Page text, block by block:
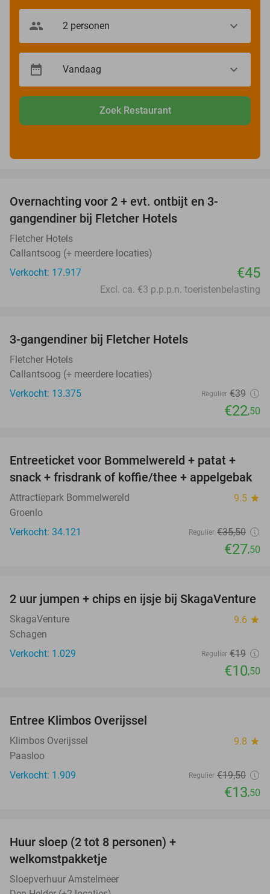
Zoek Restaurant
Overnachting voor 2 + evt. ontbijt en 3-
gangendiner bij Fletcher Hotels
Fletcher Hotels
Callantsoog (+ meerdere locaties)
Verkocht: 17.917
€45
Excl. ca. €3 p.p.p.n. toeristenbelasting
3-gangendiner bij Fletcher Hotels
Fletcher Hotels
Callantsoog (+ meerdere locaties)
Verkocht: 13.375
Regulier €39
€22,50
23%
Entreeticket voor Bommelwereld + patat +
snack + frisdrank of koffie/thee + appelgebak
Attractiepark Bommelwereld 9.5 star
Groenlo
Verkocht: 34.121
Regulier €35,50
€27,50
45%
2 uur jumpen + chips en ijsje bij SkagaVenture
SkagaVenture 9.6 star
Schagen
Verkocht: 1.029
Regulier €19
€10,50
Entree Klimbos Overijssel
Klimbos Overijssel 9.8 star
Paasloo
Verkocht: 1.909
Regulier €19,50
€13,50
Huur sloep (2 tot 8 personen) +
welkomstpakketje
Sloepverhuur Amstelmeer